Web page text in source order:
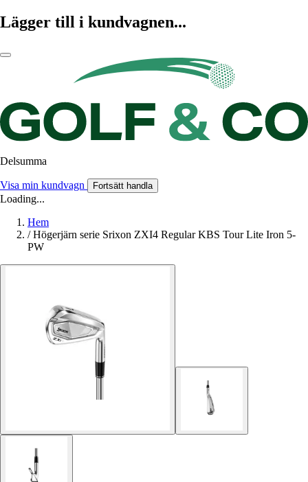
Lägger till i kundvagnen...
Delsumma
Visa min kundvagn Fortsätt handla
Loading...
Hem
/ Högerjärn serie Srixon ZXI4 Regular KBS Tour Lite Iron 5-
PW